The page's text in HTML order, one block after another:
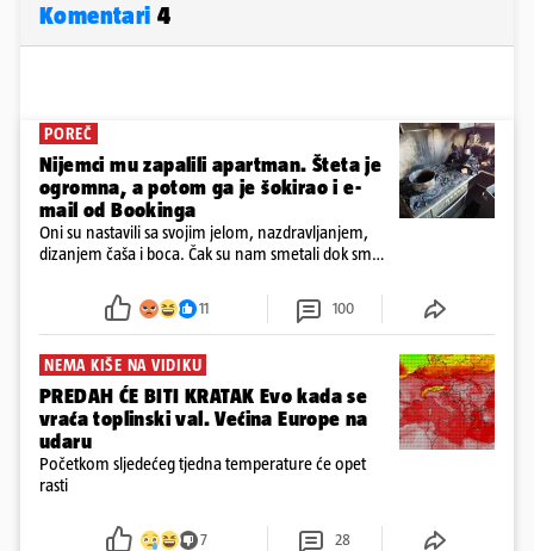
Komentari 4
POREČ
Nijemci mu zapalili apartman. Šteta je
ogromna, a potom ga je šokirao i e-
mail od Bookinga
Oni su nastavili sa svojim jelom, nazdravljanjem,
dizanjem čaša i boca. Čak su nam smetali dok smo
požar, rekao je vlasnik
11 100
NEMA KIŠE NA VIDIKU
PREDAH ĆE BITI KRATAK Evo kada se
vraća toplinski val. Većina Europe na
udaru
Početkom sljedećeg tjedna temperature će opet
rasti
7 28